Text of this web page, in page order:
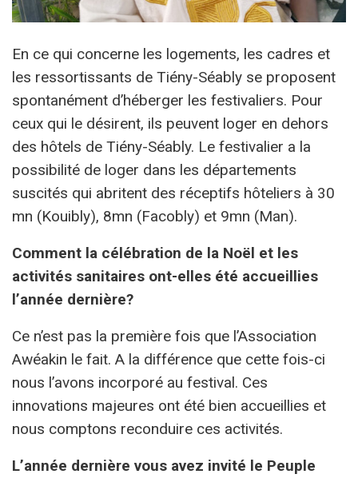
En ce qui concerne les logements, les cadres et
les ressortissants de Tiény-Séably se proposent
spontanément d’héberger les festivaliers. Pour
ceux qui le désirent, ils peuvent loger en dehors
des hôtels de Tiény-Séably. Le festivalier a la
possibilité de loger dans les départements
suscités qui abritent des réceptifs hôteliers à 30
mn (Kouibly), 8mn (Facobly) et 9mn (Man).
Comment la célébration de la Noël et les
activités sanitaires ont-elles été accueillies
l’année dernière?
Ce n’est pas la première fois que l’Association
Awéakin le fait. A la différence que cette fois-ci
nous l’avons incorporé au festival. Ces
innovations majeures ont été bien accueillies et
nous comptons reconduire ces activités.
L’année dernière vous avez invité le Peuple